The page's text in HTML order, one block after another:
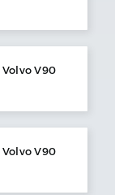
Volvo V90
Volvo V90